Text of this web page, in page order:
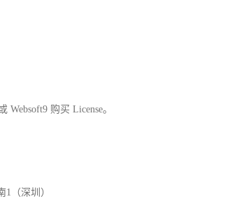
购买 License。
（深圳）